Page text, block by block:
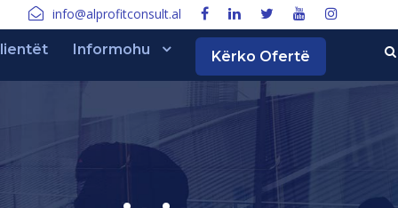
info@alprofitconsult.al
Informohu Kërko Ofertë